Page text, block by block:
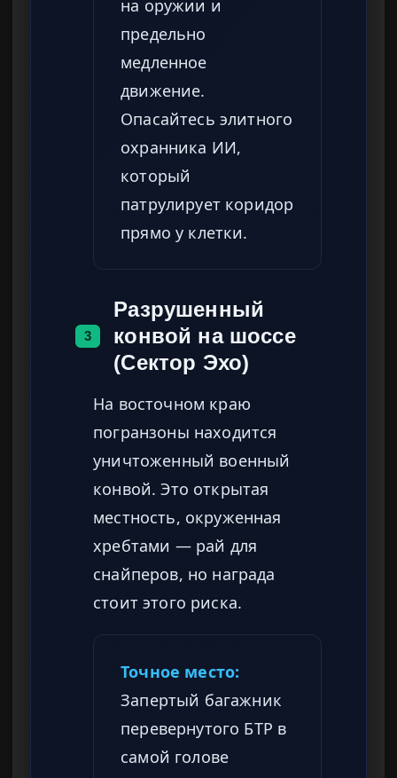
на оружии и
предельно
медленное
движение.
Опасайтесь элитного
охранника ИИ,
который
патрулирует коридор
прямо у клетки.
3
Разрушенный
конвой на шоссе
(Сектор Эхо)
На восточном краю
погранзоны находится
уничтоженный военный
конвой. Это открытая
местность, окруженная
хребтами — рай для
снайперов, но награда
стоит этого риска.
Точное место:
Запертый багажник
перевернутого БТР в
самой голове